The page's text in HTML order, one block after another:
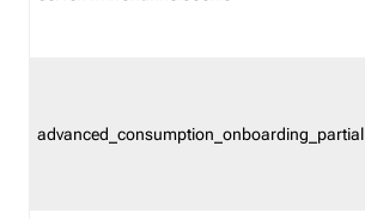
advanced_consumption_onboarding_partial